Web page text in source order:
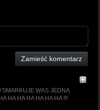
Zamieść komentarz
WAS JEDNĄ
HA HA HA HA HA HA !!!